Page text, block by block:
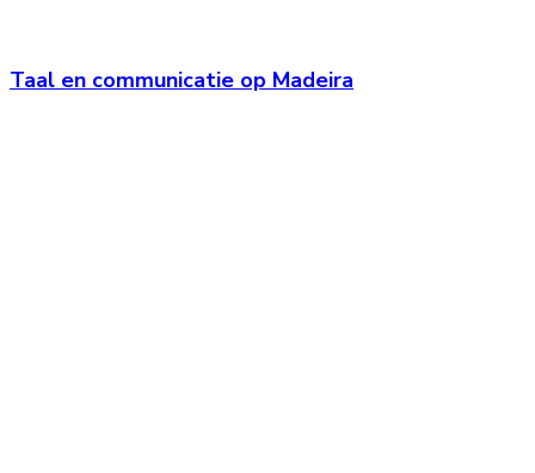
Taal en communicatie op Madeira